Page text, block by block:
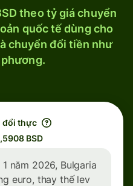
theo tỷ giá chuyển
quốc tế dùng cho
chuyển đổi tiền như
đổi thực
BSD
năm 2026, Bulgaria
euro, thay thế lev